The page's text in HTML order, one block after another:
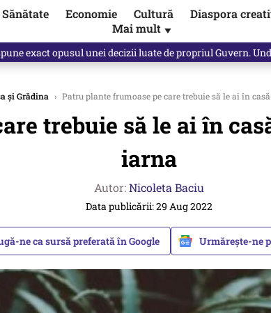
Sănătate Economie Cultură Diaspora
Mai mult ▼
„omul harnic“ / video
și Grădina › Patru plante frumoase pe care trebuie să le ai în
trebuie să le ai în
iarna
Autor:Nicoleta Baciu
Data publicării: 29 Aug 2022
ne ca sursă preferată în Google Urmărește-ne